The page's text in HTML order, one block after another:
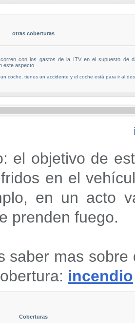
otras coberturas
con los gastos de la ITV en el supuesto de
este aspecto.
coche, tienes un accidente y el coche está para ir al
el objetivo de
en el
en un acto
prenden fuego.
saber mas
incendio
Coberturas